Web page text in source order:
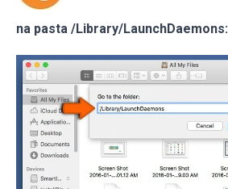
na pasta /Library/LaunchDaemons: